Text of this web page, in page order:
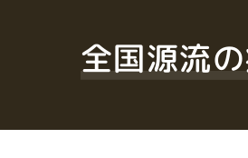
全国源流